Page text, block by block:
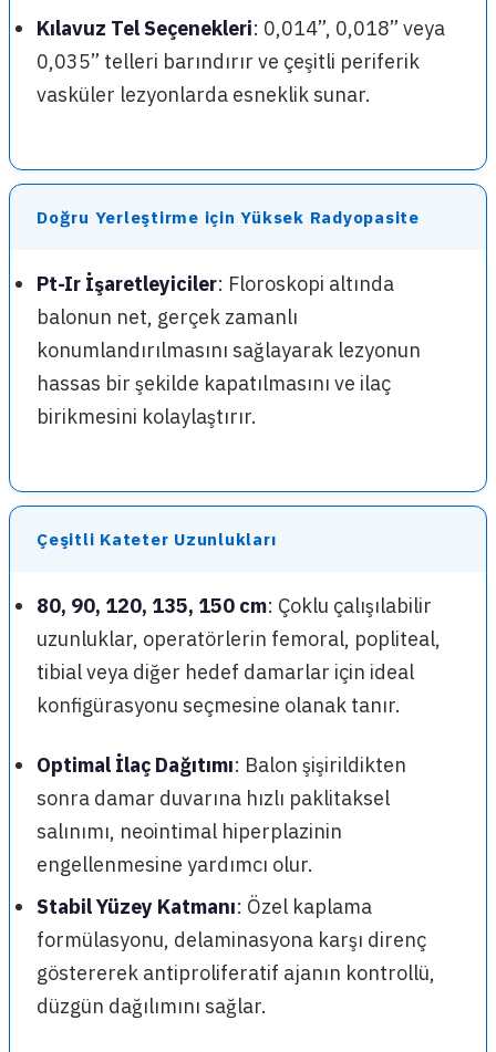
Kılavuz Tel Seçenekleri: 0,014”, 0,018” veya
0,035” telleri barındırır ve çeşitli periferik
vasküler lezyonlarda esneklik sunar.
Doğru Yerleştirme için Yüksek Radyopasite
Pt-Ir İşaretleyiciler: Floroskopi altında
balonun net, gerçek zamanlı
konumlandırılmasını sağlayarak lezyonun
hassas bir şekilde kapatılmasını ve ilaç
birikmesini kolaylaştırır.
Çeşitli Kateter Uzunlukları
80, 90, 120, 135, 150 cm: Çoklu çalışılabilir
uzunluklar, operatörlerin femoral, popliteal,
tibial veya diğer hedef damarlar için ideal
konfigürasyonu seçmesine olanak tanır.
Optimal İlaç Dağıtımı: Balon şişirildikten
sonra damar duvarına hızlı paklitaksel
salınımı, neointimal hiperplazinin
engellenmesine yardımcı olur.
Stabil Yüzey Katmanı: Özel kaplama
formülasyonu, delaminasyona karşı direnç
göstererek antiproliferatif ajanın kontrollü,
düzgün dağılımını sağlar.